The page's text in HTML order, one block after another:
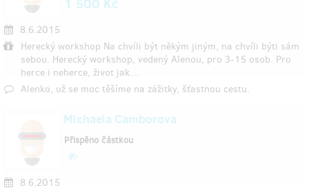
8.6.2015
Herecký workshop Na chvíli být někým jiným, na chvíli býti sám
sebou. Herecký workshop, vedený Alenou, pro 3-15 osob. Pro
herce i neherce, život jak…
Alenko, už se moc těšíme na zážitky, šťastnou cestu.
Michaela Camborova
8.6.2015
Přispěno částkou